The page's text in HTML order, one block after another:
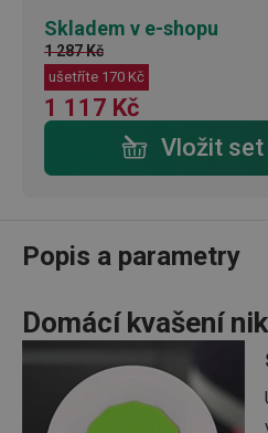
Skladem v e-shopu
1 287 Kč
ušetříte 170 Kč
1 117 Kč
Vložit set
Popis a parametry
Domácí kvašení